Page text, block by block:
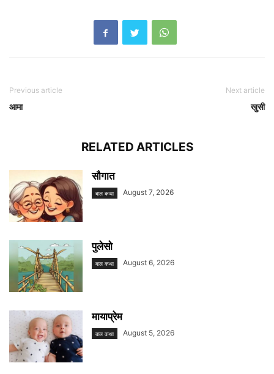
Previous article
आमा
Next article
खुसी
RELATED ARTICLES
सौगात
बाल कथा August 7, 2026
पुलेसो
बाल कथा August 6, 2026
मायाप्रेम
बाल कथा August 5, 2026